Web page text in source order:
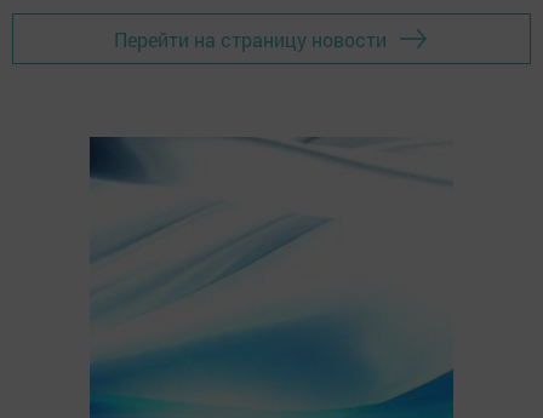
Перейти на страницу новости